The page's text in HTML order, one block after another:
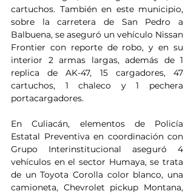
cartuchos. También en este municipio,
sobre la carretera de San Pedro a
Balbuena, se aseguró un vehículo Nissan
Frontier con reporte de robo, y en su
interior 2 armas largas, además de 1
replica de AK-47, 15 cargadores, 47
cartuchos, 1 chaleco y 1 pechera
portacargadores.
En Culiacán, elementos de Policía
Estatal Preventiva en coordinación con
Grupo Interinstitucional aseguró 4
vehículos en el sector Humaya, se trata
de un Toyota Corolla color blanco, una
camioneta, Chevrolet pickup Montana,